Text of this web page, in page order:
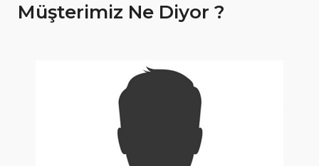
Müşterimiz Ne Diyor ?